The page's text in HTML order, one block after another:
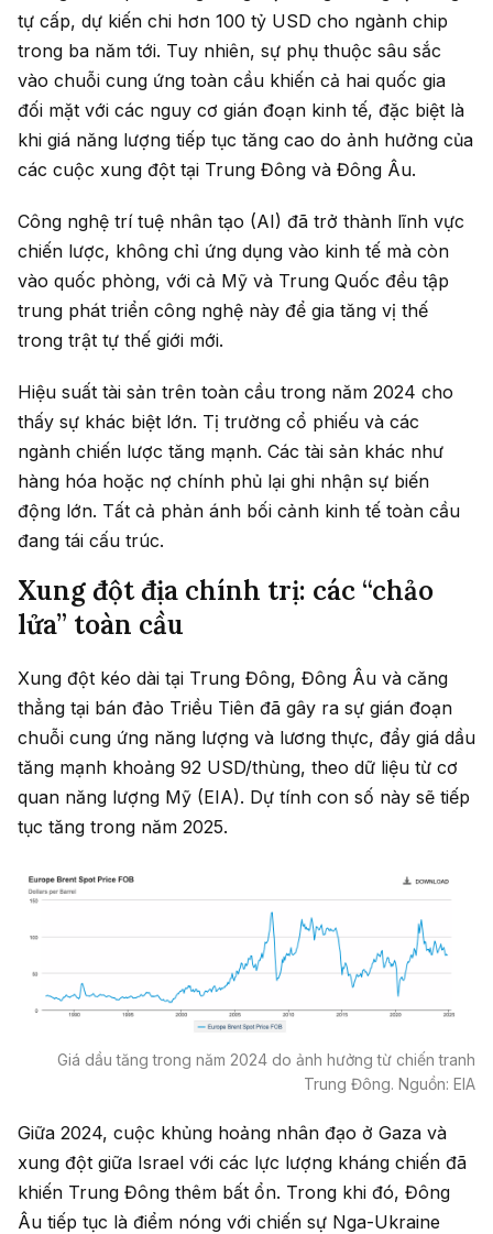
tự cấp, dự kiến chi hơn 100 tỷ USD cho ngành chip
trong ba năm tới. Tuy nhiên, sự phụ thuộc sâu sắc
vào chuỗi cung ứng toàn cầu khiến cả hai quốc gia
đối mặt với các nguy cơ gián đoạn kinh tế, đặc biệt là
khi giá năng lượng tiếp tục tăng cao do ảnh hưởng của
các cuộc xung đột tại Trung Đông và Đông Âu.
Công nghệ trí tuệ nhân tạo (AI) đã trở thành lĩnh vực
chiến lược, không chỉ ứng dụng vào kinh tế mà còn
vào quốc phòng, với cả Mỹ và Trung Quốc đều tập
trung phát triển công nghệ này để gia tăng vị thế
trong trật tự thế giới mới.
Hiệu suất tài sản trên toàn cầu trong năm 2024 cho
thấy sự khác biệt lớn. Tị trường cổ phiếu và các
ngành chiến lược tăng mạnh. Các tài sản khác như
hàng hóa hoặc nợ chính phủ lại ghi nhận sự biến
động lớn. Tất cả phản ánh bối cảnh kinh tế toàn cầu
đang tái cấu trúc.
Xung đột địa chính trị: các “chảo
lửa” toàn cầu
Xung đột kéo dài tại Trung Đông, Đông Âu và căng
thẳng tại bán đảo Triều Tiên đã gây ra sự gián đoạn
chuỗi cung ứng năng lượng và lương thực, đẩy giá dầu
tăng mạnh khoảng 92 USD/thùng, theo dữ liệu từ cơ
quan năng lượng Mỹ (EIA). Dự tính con số này sẽ tiếp
tục tăng trong năm 2025.
Giá dầu tăng trong năm 2024 do ảnh hưởng từ chiến tranh
Trung Đông. Nguồn: EIA
Giữa 2024, cuộc khủng hoảng nhân đạo ở Gaza và
xung đột giữa Israel với các lực lượng kháng chiến đã
khiến Trung Đông thêm bất ổn. Trong khi đó, Đông
Âu tiếp tục là điểm nóng với chiến sự Nga-Ukraine